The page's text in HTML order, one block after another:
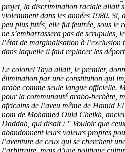
projet, la discrimination raciale allait
violemment dans les années 1980. Si,
peu plus futés, elle fut feutrée, sous le
ne s’embarrassera pas de scrupules,
l’état de marginalisation à l’exclusion
dans laquelle il faut replacer les
Le colonel Taya allait, le premier,
élimination par une constitution qui
arabe comme seule langue officielle.
pour la communauté arabo-berbère,
africains de l’aveu même de Hamid
nom de Mohamed Ould Cheikh,
Daddah, qui disait : " Vouloir que
abandonnent leurs valeurs propres
l’aventure de ceux qui se cherchent